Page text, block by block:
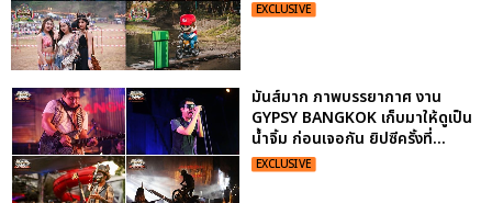
EXCLUSIVE
มันส์มาก ภาพบรรยากาศ งาน
GYPSY BANGKOK เก็บมาให้ดูเป็น
น้ำจิ้ม ก่อนเจอกัน ยิปซีครั้งที่...
EXCLUSIVE